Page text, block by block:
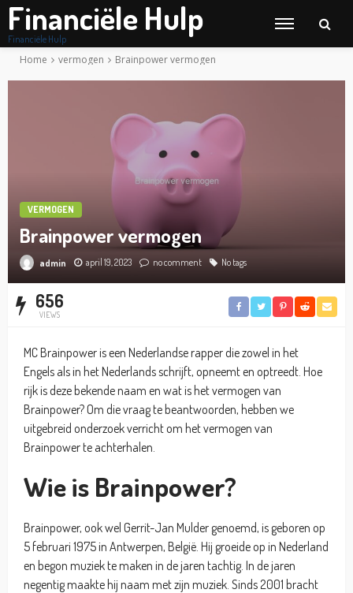
Financiële Hulp
Financiële Hulp
Home vermogen Brainpower vermogen
VERMOGEN
Brainpower vermogen
admin april 19, 2023 no comment No tags
656
VIEWS
MC Brainpower is een Nederlandse rapper die zowel in het
Engels als in het Nederlands schrijft, opneemt en optreedt. Hoe
rijk is deze bekende naam en wat is het vermogen van
Brainpower? Om die vraag te beantwoorden, hebben we
uitgebreid onderzoek verricht om het vermogen van
Brainpower te achterhalen.
Wie is Brainpower?
Brainpower, ook wel Gerrit-Jan Mulder genoemd, is geboren op
5 februari 1975 in Antwerpen, België. Hij groeide op in Nederland
en begon muziek te maken in de jaren tachtig. In de jaren
negentig maakte hij naam met zijn muziek. Sinds 2001 bracht